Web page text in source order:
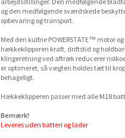
og den medfølgende sværdskede
opbevaring og transport.
Med den kulfrie POWERSTATE™ motor
hækkeklipperen kraft, driftstid og
klingeretning ved aftræk reducerer
er optimeret, så vægten holdes tæt til
behageligt.
Hækkeklipperen passer med alle M18
Bemærk!
Leveres uden batteri og lader